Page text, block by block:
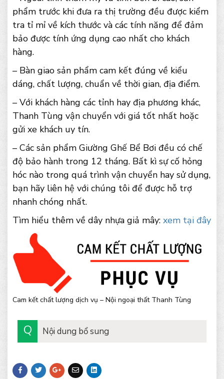
phẩm trước khi đưa ra thị trường đều được kiểm
tra tỉ mỉ về kích thước và các tính năng để đảm
bảo được tính ứng dụng cao nhất cho khách
hàng.
– Bàn giao sản phẩm cam kết đúng về kiểu
dáng, chất lượng, chuẩn về thời gian, địa điểm.
– Với khách hàng các tỉnh hay địa phương khác,
Thanh Tùng vận chuyển với giá tốt nhất hoặc
gửi xe khách uy tín.
– Các sản phẩm Giường Ghế Bể Bơi đều có chế
độ bảo hành trong 12 tháng. Bất kì sự cố hỏng
hóc nào trong quá trình vận chuyển hay sử dụng,
bạn hãy liên hệ với chúng tôi để được hỗ trợ
nhanh chóng nhất.
Tìm hiểu thêm về dây nhựa giả mây: xem tại đây
Cam kết chất lượng dịch vụ – Nội ngoại thất Thanh Tùng
Nội dung bổ sung